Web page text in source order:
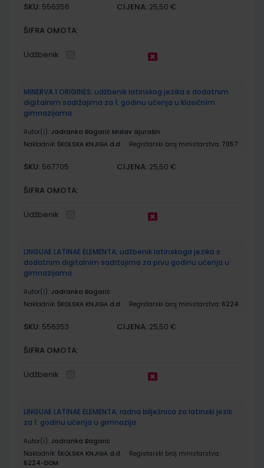
SKU: 556356 CIJENA: 25,50 €
ŠIFRA OMOTA:
Udžbenik
MINERVA 1 ORIGINES; udžbenik latinskog jezika s dodatnim
digitalnim sadržajima za 1. godinu učenja u klasičnim
gimnazijama
Autor(i): Jadranka Bagarić Mislav Gjurašin
Nakladnik: ŠKOLSKA KNJIGA d.d. Registarski broj ministarstva: 7057
SKU: 567705 CIJENA: 25,50 €
ŠIFRA OMOTA:
Udžbenik
LINGUAE LATINAE ELEMENTA; udžbenik latinskoga jezika s
dodatnim digitalnim sadržajima za prvu godinu učenja u
gimnazijama
Autor(i): Jadranka Bagarić
Nakladnik: ŠKOLSKA KNJIGA d.d. Registarski broj ministarstva: 6224
SKU: 556353 CIJENA: 25,50 €
ŠIFRA OMOTA:
Udžbenik
LINGUAE LATINAE ELEMENTA; radna bilježnica za latinski jezik
za 1. godinu učenja u gimnazija
Autor(i): Jadranka Bagarić
Nakladnik: ŠKOLSKA KNJIGA d.d.
Registarski broj ministarstva:
6224-DOM